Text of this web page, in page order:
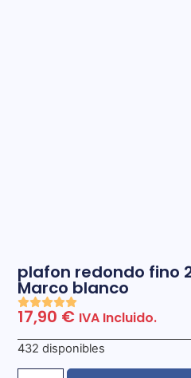
plafon redondo fino
Marco blanco
17,90 € IVA Incluido.
432 disponibles